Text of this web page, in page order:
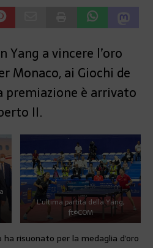
Yang a vincere l’oro
Monaco, ai Giochi de
premiazione è arrivato
II.
L’ultima partita della Yang,
ft©COM
ha risuonato per la medaglia d’oro